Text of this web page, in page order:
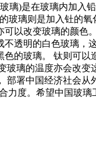
玻璃)是在玻璃内加入
玻璃则是加入钍的
以改变玻璃的颜色
透明的白色玻璃，
的玻璃。 钛则可以
玻璃的温度亦会改
署中国经济社会从
力度。希望中国玻